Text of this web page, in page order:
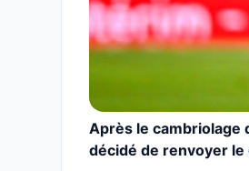
Après le cambriolage
décidé de renvoyer le